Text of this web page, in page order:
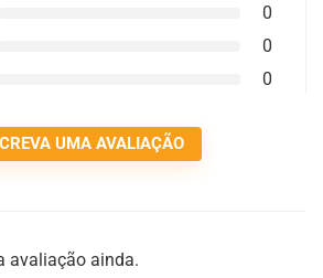
0
0
0
UMA AVALIAÇÃO
avaliação ainda.